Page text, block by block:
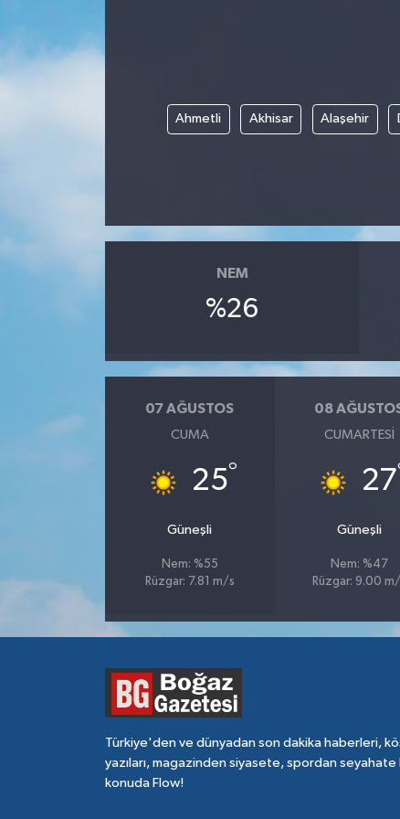
Ahmetli Akhisar Alaşehir
NEM
%26
07 AĞUSTOS
CUMA
25°
Güneşli
Nem: %55
Rüzgar: 7.81 m/s
08
CUMARTESI
27
Güneşli
Nem: %47
Rüzgar: 9.00
Türkiye'den ve dünyadan son dakika haberleri,
yazıları, magazinden siyasete, spordan seyahate
konuda Flow!